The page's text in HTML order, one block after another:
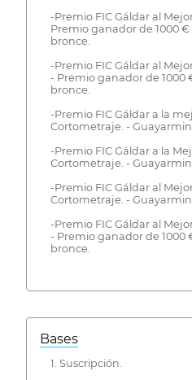
-Premio FIC Gáldar al
Premio ganador de 1000
bronce.
-Premio FIC Gáldar al
- Premio ganador de 1000
bronce.
-Premio FIC Gáldar a la
Cortometraje. -
-Premio FIC Gáldar a la
Cortometraje. -
-Premio FIC Gáldar al
Cortometraje. -
-Premio FIC Gáldar al
- Premio ganador de 1000
bronce.
Bases
1. Suscripción.